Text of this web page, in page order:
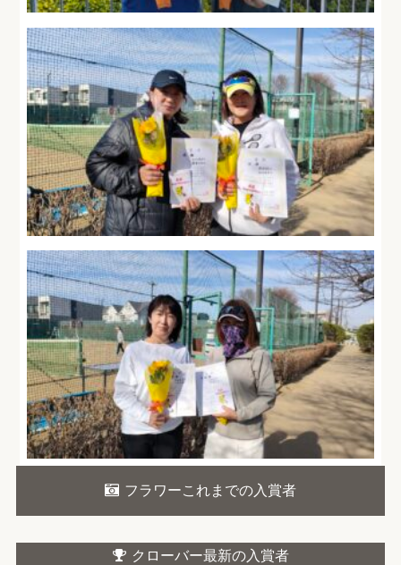
フラワーこれまでの入賞者
クローバー最新の入賞者